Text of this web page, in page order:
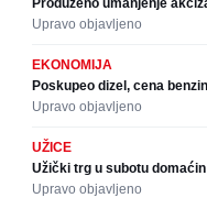
Produženo umanjenje
Upravo objavljeno
EKONOMIJA
Poskupeo dizel, cena
Upravo objavljeno
UŽICE
Užički trg u subotu
Upravo objavljeno